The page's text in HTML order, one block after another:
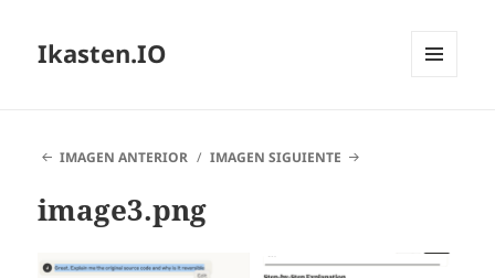
Ikasten.IO
IMAGEN ANTERIOR
IMAGEN SIGUIENTE
image3.png